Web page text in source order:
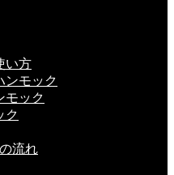
い方
ンモック
モック
ク
流れ